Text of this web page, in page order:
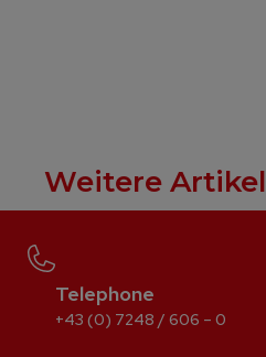
Weitere Artikel
Telephone
+43 (0) 7248 / 606 – 0